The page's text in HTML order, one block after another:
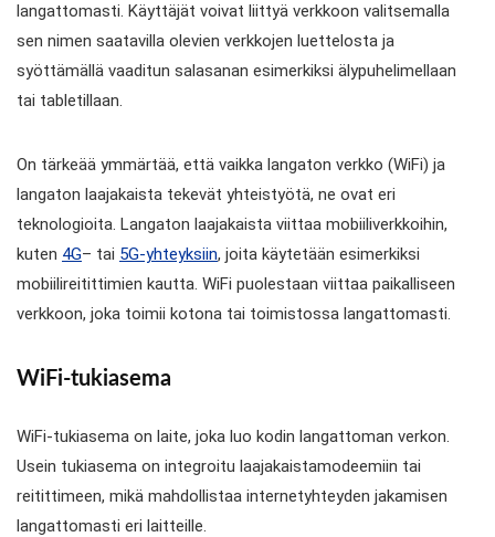
langattomasti. Käyttäjät voivat liittyä verkkoon valitsemalla
sen nimen saatavilla olevien verkkojen luettelosta ja
syöttämällä vaaditun salasanan esimerkiksi älypuhelimellaan
tai tabletillaan.
On tärkeää ymmärtää, että vaikka langaton verkko (WiFi) ja
langaton laajakaista tekevät yhteistyötä, ne ovat eri
teknologioita. Langaton laajakaista viittaa mobiiliverkkoihin,
kuten 4G– tai 5G-yhteyksiin, joita käytetään esimerkiksi
mobiilireitittimien kautta. WiFi puolestaan viittaa paikalliseen
verkkoon, joka toimii kotona tai toimistossa langattomasti.
WiFi-tukiasema
WiFi-tukiasema on laite, joka luo kodin langattoman verkon.
Usein tukiasema on integroitu laajakaistamodeemiin tai
reitittimeen, mikä mahdollistaa internetyhteyden jakamisen
langattomasti eri laitteille.